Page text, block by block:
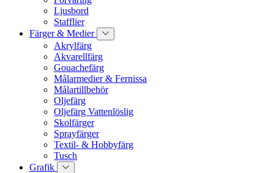
Ljusbord
Stafflier
Färger & Medier
Akrylfärg
Akvarellfärg
Gouachefärg
Målarmedier & Fernissa
Målartillbehör
Oljefärg
Oljefärg Vattenlöslig
Skolfärger
Sprayfärger
Textil- & Hobbyfärg
Tusch
Grafik